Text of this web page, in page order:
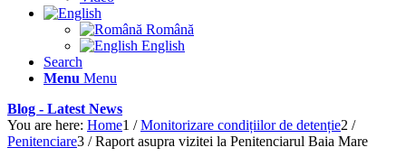
Română
English
Search
Menu Menu
Blog - Latest News
You are here: Home1 / Monitorizare condițiilor de detenție2 /
Penitenciare3 / Raport asupra vizitei la Penitenciarul Baia Mare